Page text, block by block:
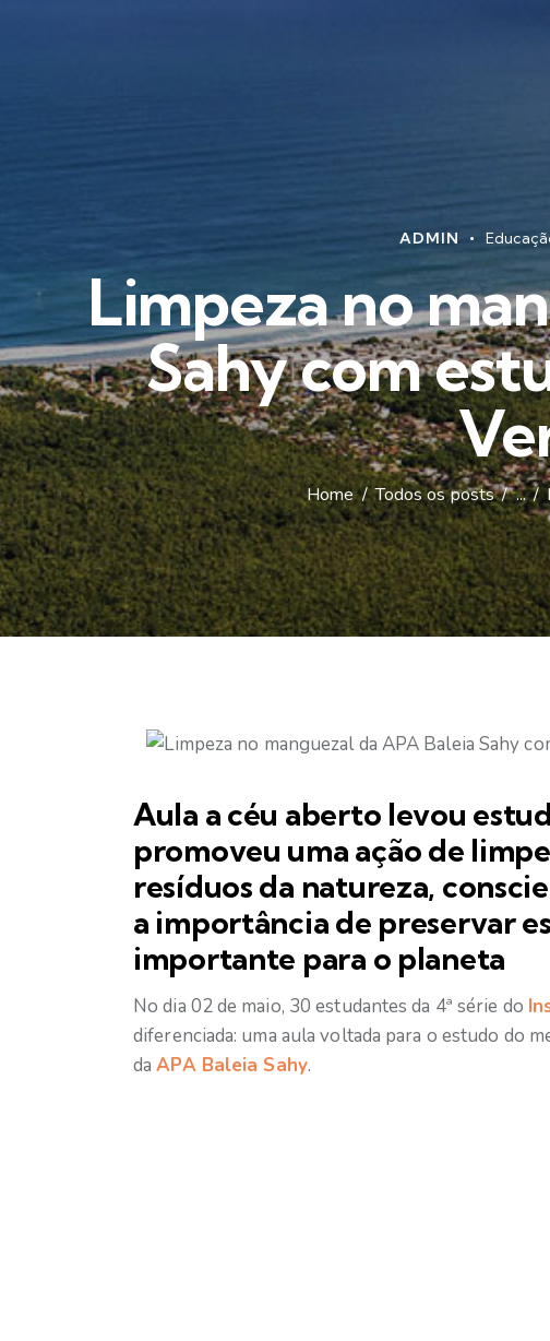
ADMIN
Limpeza no
Sahy com
Home Todos os posts ...
Aula a céu aberto levou
promoveu uma ação de
resíduos da natureza,
a importância de preservar
importante para o planeta
No dia 02 de maio, 30 estudantes da 4ª série do
diferenciada: uma aula voltada para o estudo do
daAPA Baleia Sahy.